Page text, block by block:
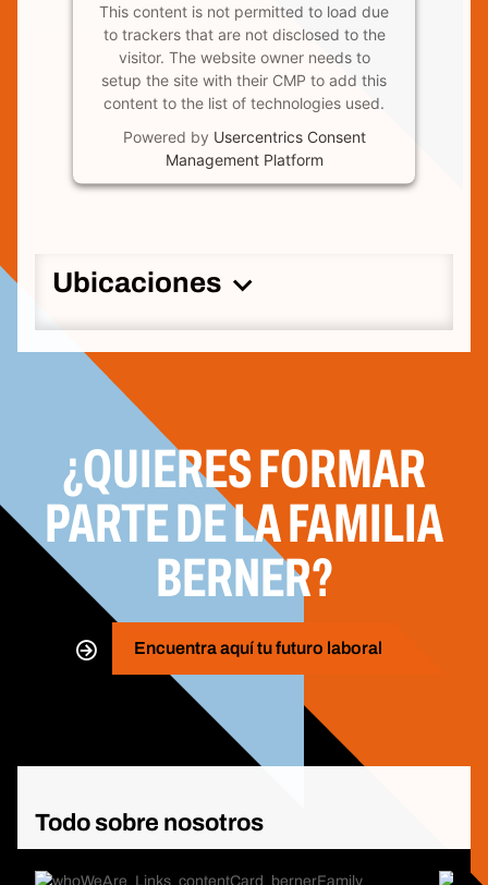
This content is not permitted to load due
to trackers that are not disclosed to the
visitor. The website owner needs to
setup the site with their CMP to add this
content to the list of technologies used.
Powered by Usercentrics Consent
Management Platform
Ubicaciones
¿QUIERES FORMAR
PARTE DE LA FAMILIA
BERNER?
Encuentra aquí tu futuro laboral
Todo sobre nosotros